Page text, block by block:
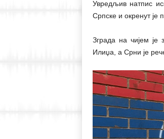
Увредљив натпис
Српске и окренут је
Зграда на чијем је
Илиџа, а Срни је